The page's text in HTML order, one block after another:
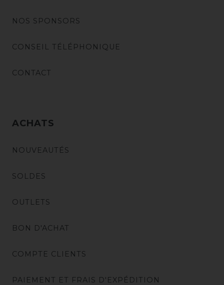
NOS SPONSORS
CONSEIL TÉLÉPHONIQUE
CONTACT
ACHATS
NOUVEAUTÉS
SOLDES
OUTLETS
BON D'ACHAT
COMPTE CLIENTS
PAIEMENT ET FRAIS D'EXPÉDITION